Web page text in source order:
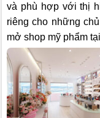
và phù hợp với thị
riêng cho những
mở shop mỹ phẩm tại